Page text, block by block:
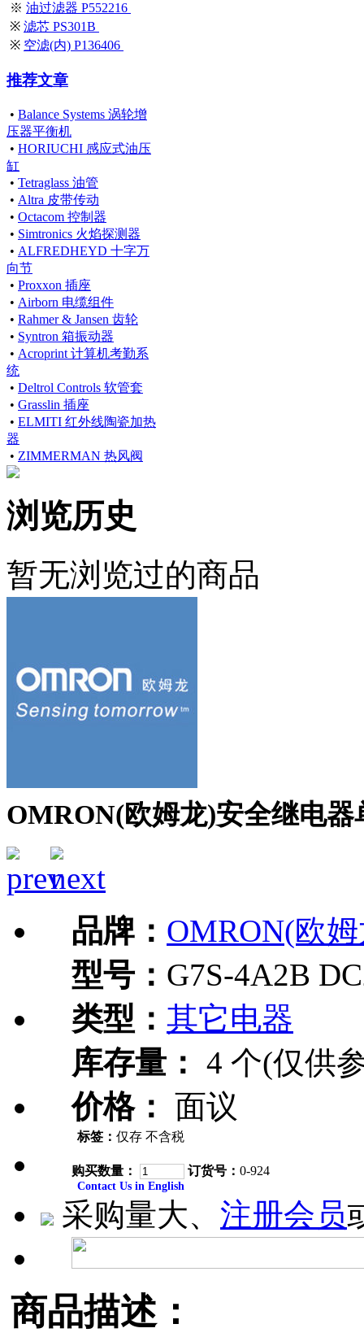
※ 油过滤器 P552216
※ 滤芯 PS301B
※ 空滤(内) P136406
推荐文章
• Balance Systems 涡轮增
压器平衡机
• HORIUCHI 感应式油压
缸
• Tetraglass 油管
• Altra 皮带传动
• Octacom 控制器
• Simtronics 火焰探测器
• ALFREDHEYD 十字万
向节
• Proxxon 插座
• Airborn 电缆组件
• Rahmer & Jansen 齿轮
• Syntron 箱振动器
• Acroprint 计算机考勤系
统
• Deltrol Controls 软管套
• Grasslin 插座
• ELMITI 红外线陶瓷加热
器
• ZIMMERMAN 热风阀
浏览历史
暂无浏览过的商品
OMRON(欧姆龙)安全继电器
品牌： OMRON(欧
型号： G7S-4A2B
类型： 其它电器
库存量： 4 个(仅供
价格： 面议
标签： 仅存 不含税
购买数量： 订货号： 0-924
Contact Us in English
采购量大、 注册会员
商品描述：